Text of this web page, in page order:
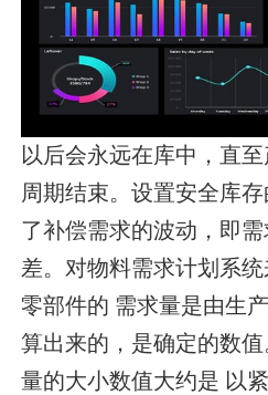
以后会永远在库中，直
周期结束。设置安全库
了补偿需求的波动，即
差。对物料需求计划系
零部件的 需求量是由生
算出来的，是确定的数
量的大小数值大约是 以